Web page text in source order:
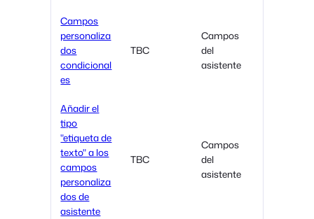
Campos
personaliza
dos
condicional
es
TBC
Campos
del
asistente
Añadir el
tipo
"etiqueta de
texto" a los
campos
personaliza
dos de
asistente
TBC
Campos
del
asistente